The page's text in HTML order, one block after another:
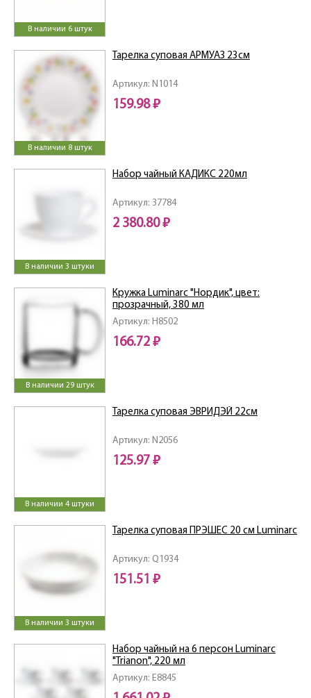
В наличии 6 штук
В наличии 8 штук
Артикул: N1014
Тарелка суповая АРМУАЗ 23см
159.98 ₽
В наличии 3 штуки
Артикул: 37784
Набор чайный КАДИКС 220мл
2 380.80 ₽
В наличии 29 штук
Артикул: H8502
Кружка Luminarc "Нордик", цвет:
прозрачный, 380 мл
166.72 ₽
В наличии 4 штуки
Артикул: N2056
Тарелка суповая ЭВРИДЭЙ 22см
125.97 ₽
В наличии 3 штуки
Артикул: Q1934
Тарелка суповая ПРЭШЕС 20 см Luminarc
151.51 ₽
Артикул: E8845
Набор чайный на 6 персон Luminarc
"Trianon", 220 мл